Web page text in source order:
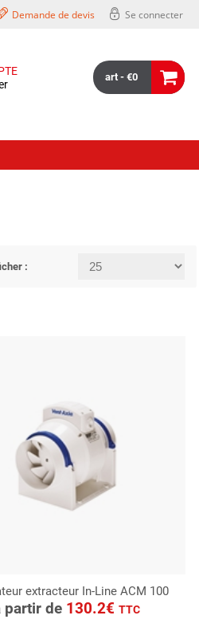
Demande de devis Se connecter
art - €0
:
extracteur In-Line ACM 100
partir de 130.2€TTC
CONSULTER
Demande de devis